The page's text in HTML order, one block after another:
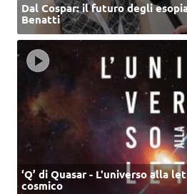
Dal Cospar: il futuro degli
Benatti
‘Q’ di Quasar - L'universo alla
cosmico